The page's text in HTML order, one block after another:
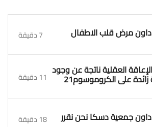
7 دقيقة
العقلية ناتجة عن وجود
زائدة على الكروموسوم21 11 دقيقة
18 دقيقة